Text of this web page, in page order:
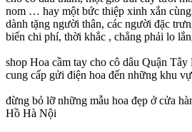
nom … hay một bức thiệp xinh xắn
dành tặng người thân, các người đặc
biến chi phí, thời khắc , chẳng phải lo
shop Hoa cầm tay cho cô dâu Quận Tây
cung cấp gửi điện hoa đến những khu
đừng bỏ lỡ những mẫu hoa đẹp ở cửa
Hồ Hà Nội